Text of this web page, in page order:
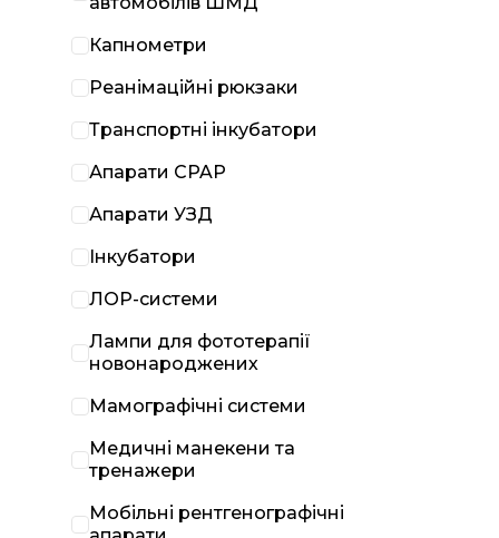
Капнометри
Реанімаційні рюкзаки
Транспортні інкубатори
Апарати CPAP
Апарати УЗД
Інкубатори
ЛОР-системи
Лампи для фототерапії
новонароджених
Мамографічні системи
Медичні манекени та
тренажери
Мобільні рентгенографічні